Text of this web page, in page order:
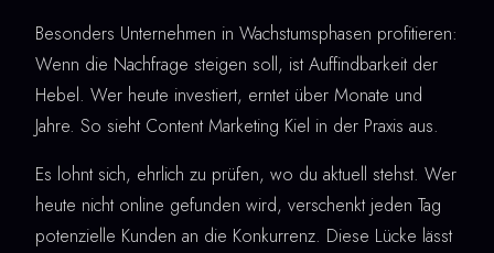
Besonders Unternehmen in Wachstumsphasen profitieren:
Wenn die Nachfrage steigen soll, ist Auffindbarkeit der
Hebel. Wer heute investiert, erntet über Monate und
Jahre. So sieht Content Marketing Kiel in der Praxis aus.
Es lohnt sich, ehrlich zu prüfen, wo du aktuell stehst. Wer
heute nicht online gefunden wird, verschenkt jeden Tag
potenzielle Kunden an die Konkurrenz. Diese Lücke lässt